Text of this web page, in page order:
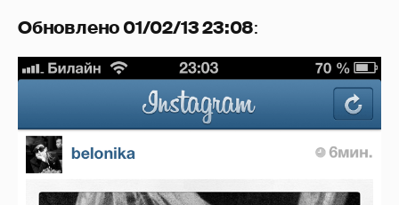
Обновлено 01/02/13 23:08: